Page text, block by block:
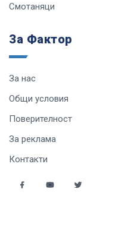
Смотаняци
За Фактор
За нас
Общи условия
Поверителност
За реклама
Контакти